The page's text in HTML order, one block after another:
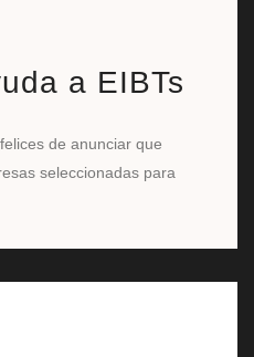
a EIBTs
de anunciar que
seleccionadas para